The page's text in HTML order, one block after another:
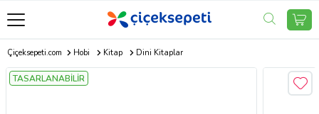
Çiçeksepeti.com Hobi Kitap Dini Kitaplar
TASARLANABİLİR